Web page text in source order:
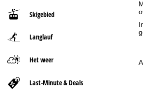
Skigebied
Langlauf
Het weer
Last-Minute & Deals